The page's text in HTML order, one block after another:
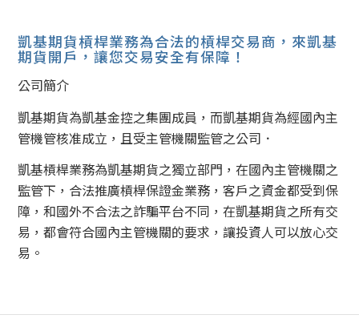
凱基期貨槓桿業務為合法的槓桿交易商，來凱基
期貨開戶，讓您交易安全有保障！
公司簡介
凱基期貨為凱基金控之集團成員，而凱基期貨為經國內主
管機管核准成立，且受主管機關監管之公司．
凱基槓桿業務為凱基期貨之獨立部門，在國內主管機關之
監管下，合法推廣槓桿保證金業務，客戶之資金都受到保
障，和國外不合法之詐騙平台不同，在凱基期貨之所有交
易，都會符合國內主管機關的要求，讓投資人可以放心交
易。